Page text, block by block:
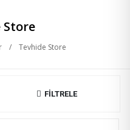
Store
/ Tevhide Store
FİLTRELE